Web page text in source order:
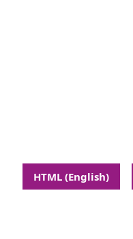
HTML (English)